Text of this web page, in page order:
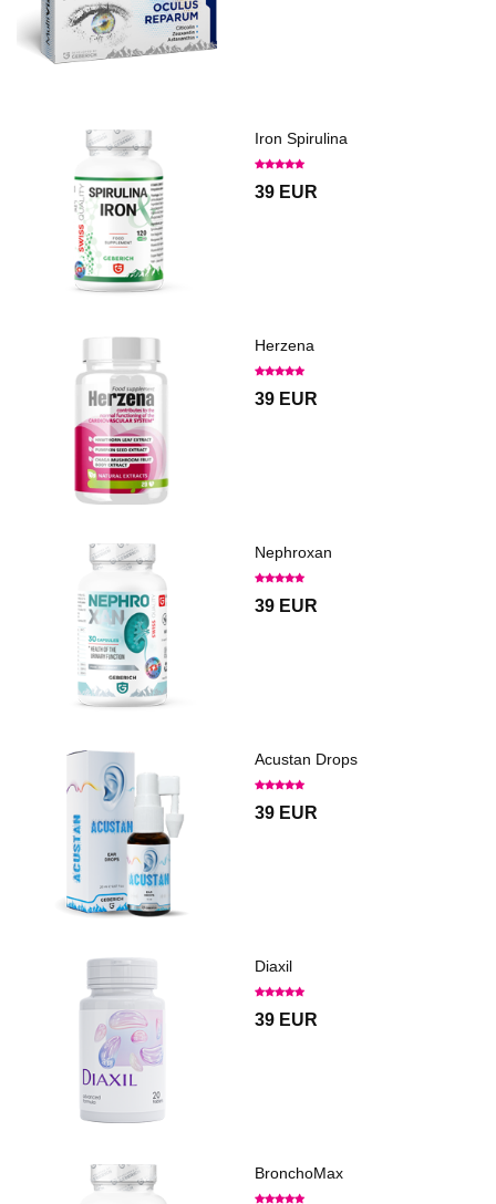
Iron Spirulina
39 EUR
Herzena
39 EUR
Nephroxan
39 EUR
Acustan Drops
39 EUR
Diaxil
39 EUR
BronchoMax